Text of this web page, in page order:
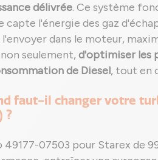
délivrée. Ce système
capte l'énergie des gaz
l'envoyer dans le moteur,
seulement, d'optimiser les
de Diesel, tout en
faut-il changer votre
?
49177-07503 pour Starex de